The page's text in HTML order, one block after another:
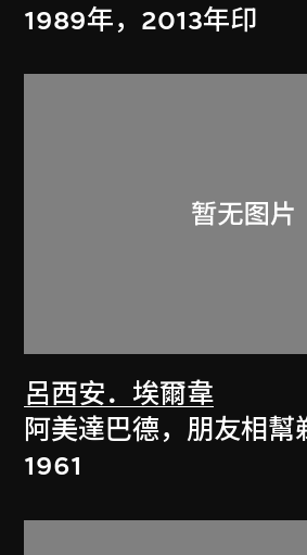
1989年，2013年印
呂西安．埃爾韋
阿美達巴德，朋友相幫
1961